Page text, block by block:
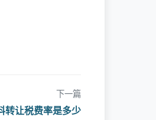
下一篇
转让税费率是多少